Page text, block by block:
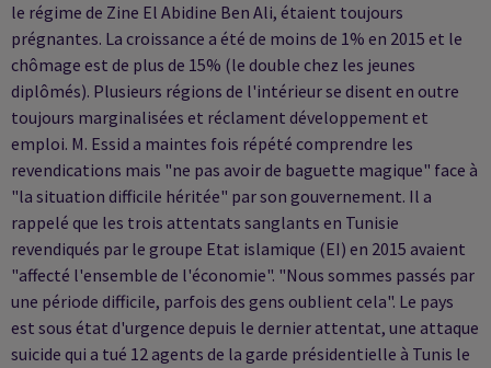
le régime de Zine El Abidine Ben Ali, étaient toujours
prégnantes. La croissance a été de moins de 1% en 2015 et le
chômage est de plus de 15% (le double chez les jeunes
diplômés). Plusieurs régions de l'intérieur se disent en outre
toujours marginalisées et réclament développement et
emploi. M. Essid a maintes fois répété comprendre les
revendications mais "ne pas avoir de baguette magique" face à
"la situation difficile héritée" par son gouvernement. Il a
rappelé que les trois attentats sanglants en Tunisie
revendiqués par le groupe Etat islamique (EI) en 2015 avaient
"affecté l'ensemble de l'économie". "Nous sommes passés par
une période difficile, parfois des gens oublient cela". Le pays
est sous état d'urgence depuis le dernier attentat, une attaque
suicide qui a tué 12 agents de la garde présidentielle à Tunis le